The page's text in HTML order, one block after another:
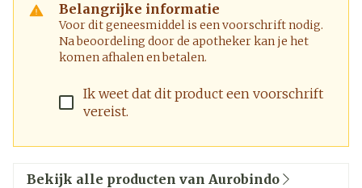
Belangrijke informatie
Voor dit geneesmiddel is een voorschrift nodig.
Na beoordeling door de apotheker kan je het
komen afhalen en betalen.
Ik weet dat dit product een voorschrift
vereist.
Bekijk alle producten van Aurobindo